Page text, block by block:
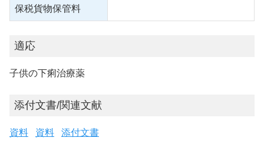
保税貨物保管料
適応
子供の下痢治療薬
添付文書/関連文献
資料 資料 添付文書